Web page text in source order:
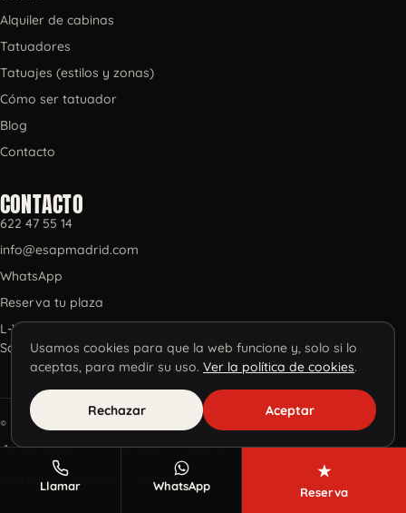
Alquiler de cabinas
Tatuadores
Tatuajes (estilos y zonas)
Cómo ser tatuador
Blog
Contacto
CONTACTO
622 47 55 14
info@esapmadrid.com
WhatsApp
Reserva tu plaza
L-V 10-14 y 16-20
Sáb y Dom 10-15
© 2026 ESAP, Escuela de Tatuadores S.L.
Aviso legal·Privacidad·Cookies·Términos·
Configurar cookies
Calidad
Llamar WhatsApp
★
Reserva
Usamos cookies para que la web funcione y, solo si lo
aceptas, para medir su uso. Ver la política de cookies.
Rechazar Aceptar